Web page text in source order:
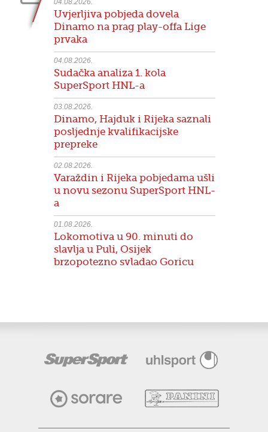
04.08.2026.
Uvjerljiva pobjeda dovela
Dinamo na prag play-offa Lige
prvaka
04.08.2026.
Sudačka analiza 1. kola
SuperSport HNL-a
03.08.2026.
Dinamo, Hajduk i Rijeka saznali
posljednje kvalifikacijske
prepreke
02.08.2026.
Varaždin i Rijeka pobjedama ušli
u novu sezonu SuperSport HNL-
a
01.08.2026.
Lokomotiva u 90. minuti do
slavlja u Puli, Osijek
brzopotezno svladao Goricu